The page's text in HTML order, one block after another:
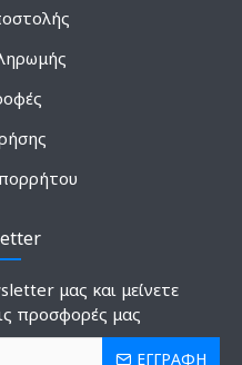
μας και μείνετε
προσφορές μας
ΕΓΓΡΑΦΗ